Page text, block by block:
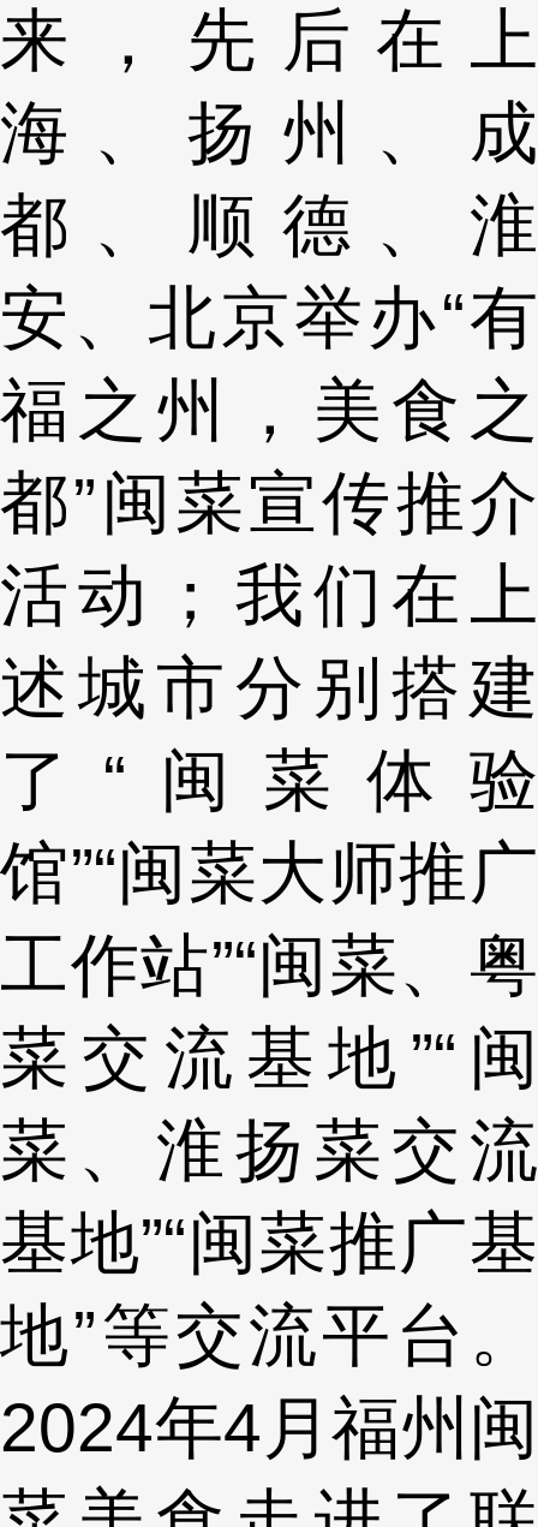
来，先后在上
海、扬州、成
都、顺德、淮
安、北京举办“有
福之州，美食之
都”闽菜宣传推介
活动；我们在上
述城市分别搭建
了“闽菜体验
馆”“闽菜大师推广
工作站”“闽菜、粤
菜交流基地”“闽
菜、淮扬菜交流
基地”“闽菜推广基
地”等交流平台。
2024年4月福州闽